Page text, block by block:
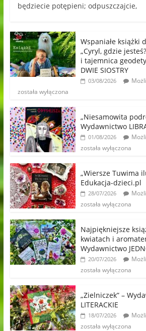
będziecie potępieni; odpuszczajcie,
Wspaniałe książki
„Cyryl, gdzie
i tajemnica
DWIE SIOSTRY
03/08/2026
została wyłączona
„Niesamowita
Wydawnictwo
01/08/2026
została wyłączona
„Wiersze Tuwima
Edukacja-dzieci.pl
28/07/2026
została wyłączona
Najpiękniejsze
kwiatach i
Wydawnictwo
20/07/2026
została wyłączona
„Zielniczek” –
LITERACKIE
18/07/2026
została wyłączona